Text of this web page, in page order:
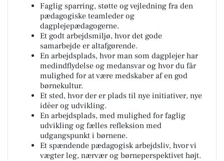
Faglig sparring, støtte og vejledning fra den
pædagogiske teamleder og
dagplejepædagogerne.
Et godt arbejdsmiljø, hvor det gode
samarbejde er altafgørende.
En arbejdsplads, hvor man som dagplejer har
medindflydelse og medansvar og hvor du får
mulighed for at være medskaber af en god
børnekultur.
Et sted, hvor der er plads til nye initiativer, nye
idéer og udvikling.
En arbejdsplads, med mulighed for faglig
udvikling og fælles refleksion med
udgangspunkt i børnene.
Et spændende pædagogisk arbejdsliv, hvor vi
vægter leg, nærvær og børneperspektivet højt.